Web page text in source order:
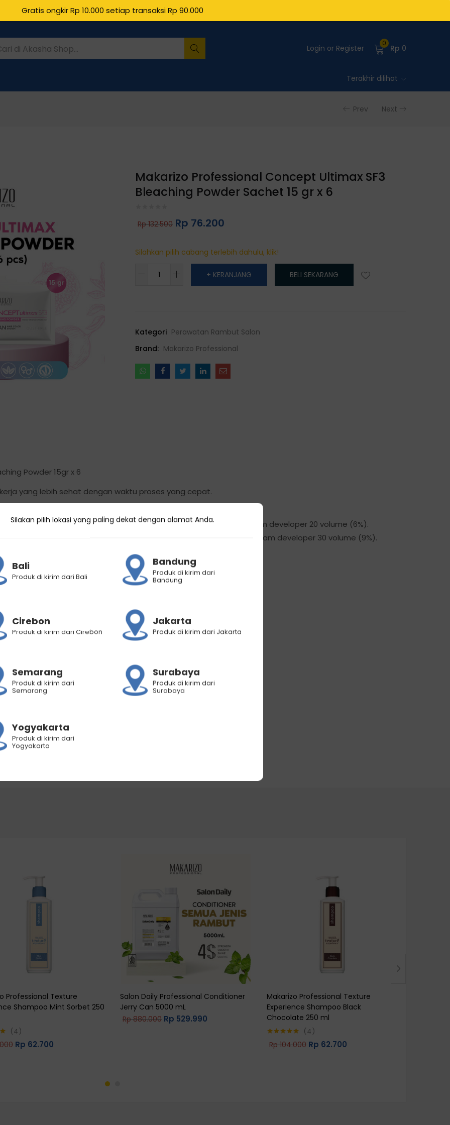
Login or Register
0
Rp 0
Terakhir dilihat
Prev Next
Makarizo Professional Concept Ultimax SF3
Bleaching Powder Sachet 15 gr x 6
Rp132.500 Rp 76.200
Silahkan pilih cabang terlebih dahulu, klik!
Makarizo
Bleaching
Powder
Sachet
15
+ KERANJANG BELI SEKARANG
Kategori Perawatan Rambut Salon
Brand: Makarizo Professional
Powder 15gr x 6
yang lebih sehat dengan waktu proses yang cepat.
dua level tone, gunakan 40gr bleaching powder dan 80ml cream developer 20 volume (6%).
tiga level tone, gunakan 40gr bleaching powder dan 80ml cream developer 30 volume (9%).
telah mencapai level tone yang diinginkan.
terkena dengan air jika terjadi iritasi atau ruam.
pada kulit kepala.
belakang telinga dan di bagian dalam sudut siku).
selama 24 jam.
atau sensasi panas pada kulit.
Professional Texture
Shampoo Mint Sorbet 250
4
Rp 62.700
Salon Daily Professional Conditioner
Jerry Can 5000 mL
Rp880.000 Rp 529.990
Makarizo Professional Texture
Experience Shampoo Black
Chocolate 250 ml
Rated5.00
4
Rp104.000 Rp 62.700
Gratis ongkir Rp 10.000 setiap transaksi Rp 90.000
Silakan pilih lokasi yang paling dekat dengan alamat Anda.
Bali
Produk di kirim dari Bali
Bandung
Produk di kirim dari
Bandung
Cirebon
Produk di kirim dari Cirebon
Jakarta
Produk di kirim dari Jakarta
Semarang
Produk di kirim dari
Semarang
Surabaya
Produk di kirim dari
Surabaya
Yogyakarta
Produk di kirim dari
Yogyakarta